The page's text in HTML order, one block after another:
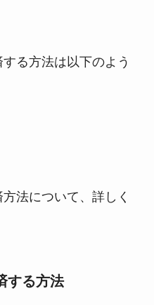
る方法は以下のよう
法について、詳しく
する方法